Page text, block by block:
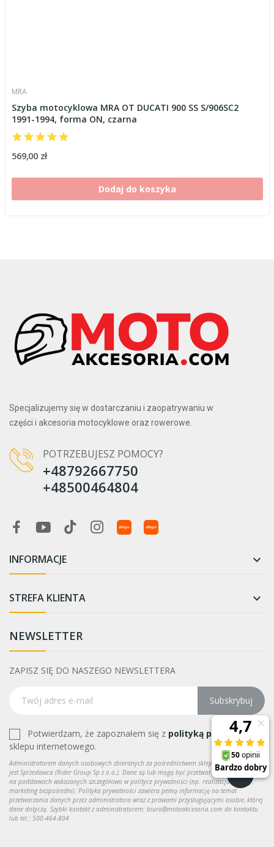
MRA
Szyba motocyklowa MRA OT DUCATI 900 SS S/906SC2
1991-1994, forma ON, czarna
569,00 zł
Dodaj do koszyka
Specjalizujemy się w dostarczaniu i zaopatrywaniu w
części i akcesoria motocyklowe oraz rowerowe.
POTRZEBUJESZ POMOCY?
+48792667750
+48500464804
INFORMACJE 
STREFA KLIENTA 
NEWSLETTER
ZAPISZ SIĘ DO NASZEGO NEWSLETTERA
Subskrybuj
Potwierdzam, że zapoznałem się z polityką prywatności
sklepu internetowego.
Administratorem danych osobowych zbieranych za pośrednictwem sklepu internetowego
jest Sprzedawca (Rider Group Sp z o.o.). Dane są lub mogą być przetwarzane w celach oraz
na podstawach wskazanych szczegółowo w polityce prywatności (np. realizacja umowy,
marketing bezpośredni). Polityka prywatności zawiera pełną informację na temat
przetwarzania danych przez administratora wraz z prawami przysługującymi osobie, której
dane dotyczą. Szybki kontakt z administratorem: biuro@motoakcesoria.com do kontaktu
lub tel.: 500-464-804